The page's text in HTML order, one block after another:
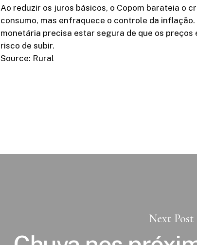
Ao reduzir os juros básicos, o Copom barateia o
consumo, mas enfraquece o controle da
monetária precisa estar segura de que os
risco de subir.
Source: Rural
Next Post